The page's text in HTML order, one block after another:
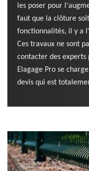
les poser pour
faut que la clôture
fonctionnalités, il y a
Ces travaux ne sont
contacter des experts
Elagage Pro se
devis qui est